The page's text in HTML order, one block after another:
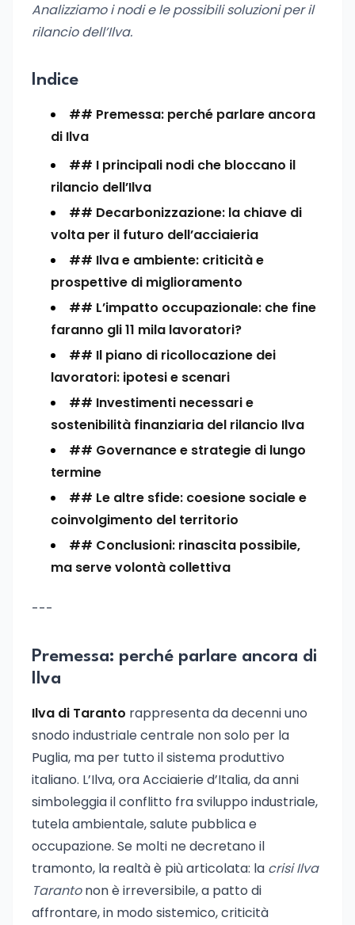
Analizziamo i nodi e le possibili soluzioni per il
rilancio dell’Ilva.
Indice
## Premessa: perché parlare ancora
di Ilva
## I principali nodi che bloccano il
rilancio dell’Ilva
## Decarbonizzazione: la chiave di
volta per il futuro dell’acciaieria
## Ilva e ambiente: criticità e
prospettive di miglioramento
## L’impatto occupazionale: che fine
faranno gli 11 mila lavoratori?
## Il piano di ricollocazione dei
lavoratori: ipotesi e scenari
## Investimenti necessari e
sostenibilità finanziaria del rilancio Ilva
## Governance e strategie di lungo
termine
## Le altre sfide: coesione sociale e
coinvolgimento del territorio
## Conclusioni: rinascita possibile,
ma serve volontà collettiva
---
Premessa: perché parlare ancora di
Ilva
Ilva di Taranto rappresenta da decenni uno
snodo industriale centrale non solo per la
Puglia, ma per tutto il sistema produttivo
italiano. L’Ilva, ora Acciaierie d’Italia, da anni
simboleggia il conflitto fra sviluppo industriale,
tutela ambientale, salute pubblica e
occupazione. Se molti ne decretano il
tramonto, la realtà è più articolata: la crisi Ilva
Tarantonon è irreversibile, a patto di
affrontare, in modo sistemico, criticità